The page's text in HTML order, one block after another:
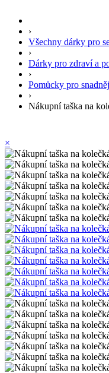
›
Všechny dárky pro
›
Dárky pro zdraví a
›
Pomůcky pro
›
Nákupní taška na
×